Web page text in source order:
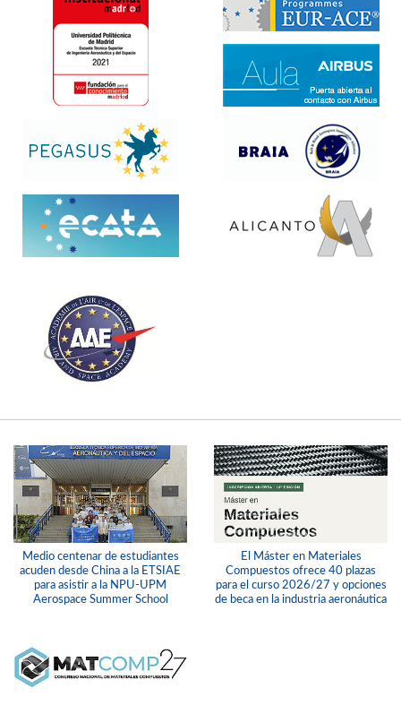
Medio centenar de estudiantes
acuden desde China a la ETSIAE
para asistir a la NPU-UPM
Aerospace Summer School
El Máster en Materiales
Compuestos ofrece 40 plazas
para el curso 2026/27 y opciones
de beca en la industria aeronáutica